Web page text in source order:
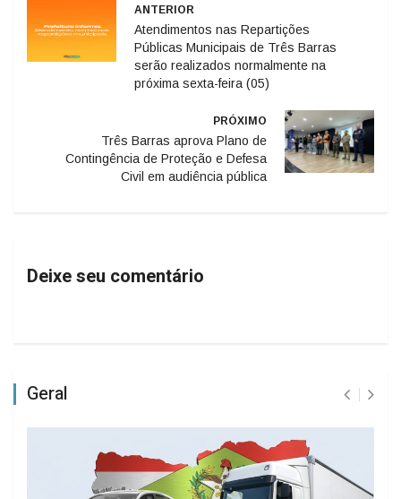
ANTERIOR
Atendimentos nas Repartições
Públicas Municipais de Três Barras
serão realizados normalmente na
próxima sexta-feira (05)
PRÓXIMO
Três Barras aprova Plano de
Contingência de Proteção e Defesa
Civil em audiência pública
Deixe seu comentário
Geral